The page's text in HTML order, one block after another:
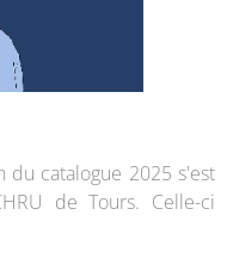
du catalogue 2025 s'est
de Tours. Celle-ci